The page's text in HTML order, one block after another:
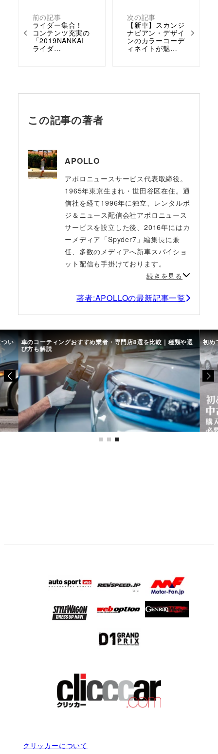
前の記事
ライダー集合！
コンテンツ充実の
「2019NANKAI
ライダ…
次の記事
【新車】スカンジ
ナビアン・デザイ
ンのカラーコーデ
ィネイトが魅…
この記事の著者
APOLLO
アポロニュースサービス代表取締役。
1965年東京生まれ・世田谷区在住。通
信社を経て1996年に独立、レンタルポ
ジ＆ニュース配信会社アポロニュース
サービスを設立した後、2016年にはカ
ーメディア「Spyder7」編集長に兼
任、多数のメディアへ新車スパイショ
ット配信も手掛けております。
続きを見る
著者:APOLLOの最新記事一覧
い 車のコーティングおすすめ業者・専門店8選を比較｜種類や選
び方も解説
初め
クリッカーについて